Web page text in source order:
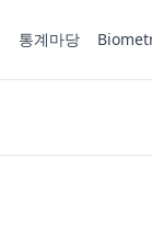
통계마당